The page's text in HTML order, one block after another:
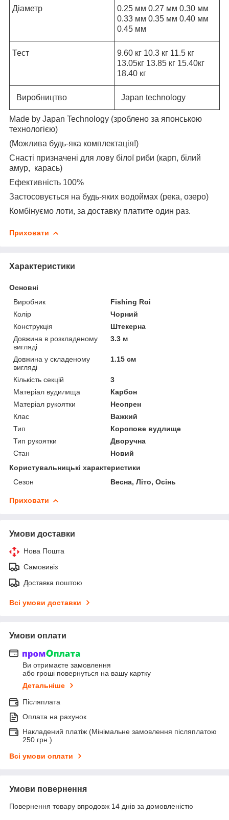
Діаметр
0.25 мм 0.27 мм 0.30 мм
0.33 мм 0.35 мм 0.40 мм
0.45 мм
Тест
9.60 кг 10.3 кг 11.5 кг
13.05кг 13.85 кг 15.40кг
18.40 кг
Виробництво Japan technology
Made by Japan Technology (зроблено за японською
технологією)
(Можлива будь-яка комплектація!)
Снасті призначені для лову білої риби (карп, білий
амур, карась)
Ефективність 100%
Застосовується на будь-яких водоймах (река, озеро)
Комбінуємо лоти, за доставку платите один раз.
Приховати
Характеристики
Основні
Виробник
Fishing Roi
Колір
Чорний
Конструкція
Штекерна
Довжина в розкладеному
вигляді
3.3 м
Довжина у складеному
вигляді
1.15 см
Кількість секцій
3
Матеріал вудилища
Карбон
Матеріал рукоятки
Неопрен
Клас
Важкий
Тип
Коропове вудлище
Тип рукоятки
Дворучна
Стан
Новий
Користувальницькі характеристики
Сезон
Весна, Літо, Осінь
Приховати
Умови доставки
Нова Пошта
Самовивіз
Доставка поштою
Всі умови доставки
Умови оплати
Ви отримаєте замовлення
або гроші повернуться на вашу картку
Детальніше
Післяплата
Оплата на рахунок
Накладений платіж (Мінімальне замовлення післяплатою
250 грн.)
Всі умови оплати
Умови повернення
Повернення товару впродовж 14 днів за домовленістю